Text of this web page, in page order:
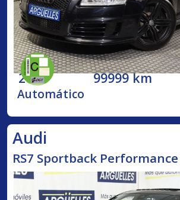
2009 99999 km
Automático
Audi
RS7 Sportback Performance